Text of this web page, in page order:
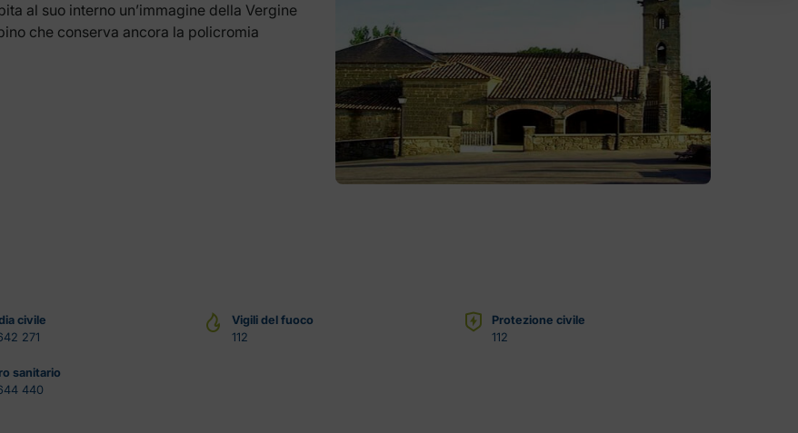
al suo interno un’immagine della Vergine
che conserva ancora la policromia
civile
271
Vigili del fuoco
112
Protezione civile
112
sanitario
440